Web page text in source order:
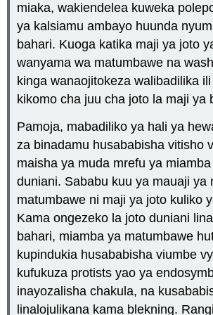
miaka, wakiendelea kuweka
ya kalsiamu ambayo huunda
bahari. Kuoga katika maji ya joto
wanyama wa matumbawe na
kinga wanaojitokeza walibadilika
kikomo cha juu cha joto la maji ya
Pamoja, mabadiliko ya hali ya
za binadamu husababisha vitisho
maisha ya muda mrefu ya
duniani. Sababu kuu ya mauaji ya
matumbawe ni maji ya joto kuliko
Kama ongezeko la joto duniani
bahari, miamba ya matumbawe
kupindukia husababisha viumbe
kufukuza protists yao ya
inayozalisha chakula, na
linalojulikana kama blekning.